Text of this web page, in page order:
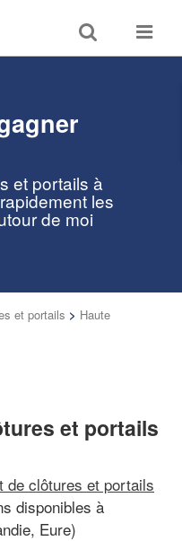
Toggle
search
Toggle
et portails à
les
de moi
et portails > Haute
et portails
de clôtures et portails
disponibles à
Eure)